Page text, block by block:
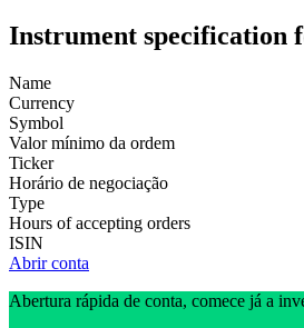
Instrument specification
Name
Currency
Symbol
Valor mínimo da ordem
Ticker
Horário de negociação
Type
Hours of accepting orders
ISIN
Abrir conta
Abertura rápida de conta, comece já a